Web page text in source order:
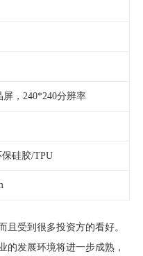
屏，240*240分辨率
保硅胶/TPU
且受到很多投资方的看好。
的发展环境将进一步成熟，